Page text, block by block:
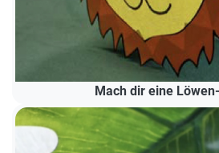
Mach dir eine